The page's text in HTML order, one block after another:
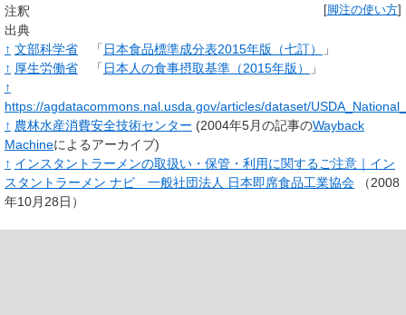
脚注の使い方
注釈
出典
↑ 文部科学省 「 日本食品標準成分表2015年版（七訂）
」
↑ 厚生労働省 「 日本人の食事摂取基準（2015年版）
」
↑
https://agdatacommons.nal.usda.gov/articles/dataset/
↑ 農林水産消費安全技術センター (2004年5月の記事のWayback
Machineによるアーカイブ)
↑ インスタントラーメンの取扱い・保管・利用に関するご注意｜イン
スタントラーメン ナビ＿一般社団法人 日本即席食品工業協会 （2008
年10月28日）